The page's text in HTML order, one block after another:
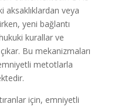
aksaklıklardan veya
yeni bağlantı
kurallar ve
Bu mekanizmaları
metotlarla
için, emniyetli